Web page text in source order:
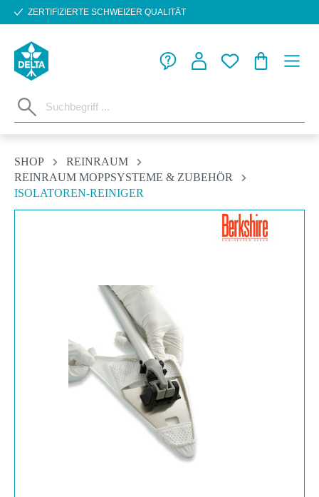
Zum Hauptinhalt springen
ZERTIFIZIERTE SCHWEIZER QUALITÄT
SHOP
REINRAUM
REINRAUM MOPPSYSTEME & ZUBEHÖR
ISOLATOREN-REINIGER